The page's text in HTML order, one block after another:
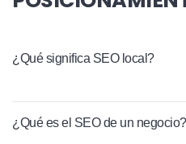
¿Qué significa SEO local?
¿Qué es el SEO de un negocio?